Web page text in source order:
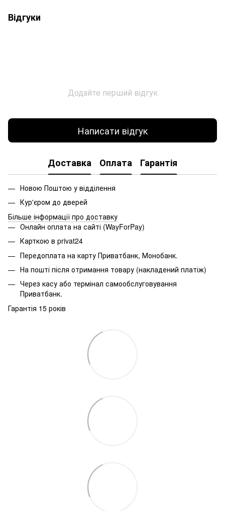
Відгуки
Додайте перший відгук
Написати відгук
Доставка Оплата Гарантія
Новою Поштою у відділення
Кур'єром до дверей
Більше інформації про доставку
Онлайн оплата на сайті (WayForPay)
Карткою в privat24
Передоплата на карту Приватбанк, Монобанк.
На пошті після отримання товару (накладений платіж)
Через касу або термінал самообслуговування
Приватбанк.
Гарантія 15 років